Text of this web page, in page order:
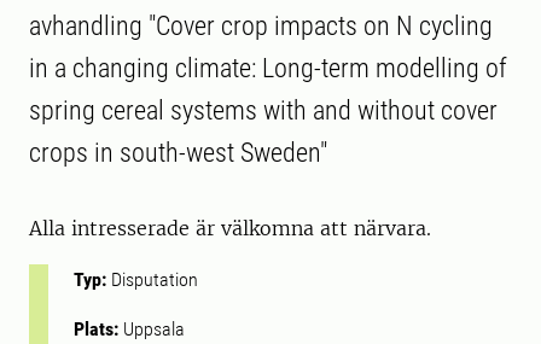
avhandling "Cover crop impacts on N cycling
in a changing climate: Long-term modelling of
spring cereal systems with and without cover
crops in south-west Sweden"
Alla intresserade är välkomna att närvara.
Typ: Disputation
Plats: Uppsala